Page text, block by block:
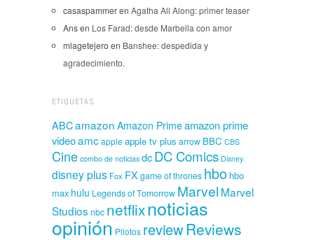
casaspammeren Agatha All Along: primer teaser
Ansen Los Farad: desde Marbella con amor
mlagetejero en Banshee: despedida y
agradecimiento.
ETIQUETAS
ABCamazon Amazon Primeamazon prime
videoamcapple apple tv plus arrow BBC CBS
Cine combo de noticias dcDC Comics Disney
disney plus Fox FX game of thrones hbo hbo
max hulu Legends of Tomorrow Marvel Marvel
Studios nbc netflixnoticias
opinión Pilotos reviewReviews